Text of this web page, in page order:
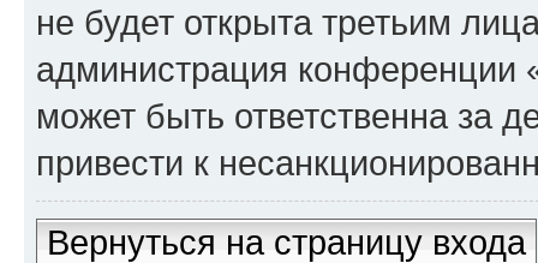
не будет открыта третьим
администрация конференции
может быть ответственна за
привести к
Вернуться на страницу входа